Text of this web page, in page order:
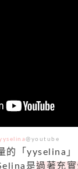
@youtube
的「 yyselina
是過著充